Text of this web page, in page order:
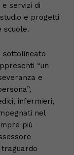
servizi di
e progetti
scuole.
sottolineato
“un
e
infermieri,
nel
più